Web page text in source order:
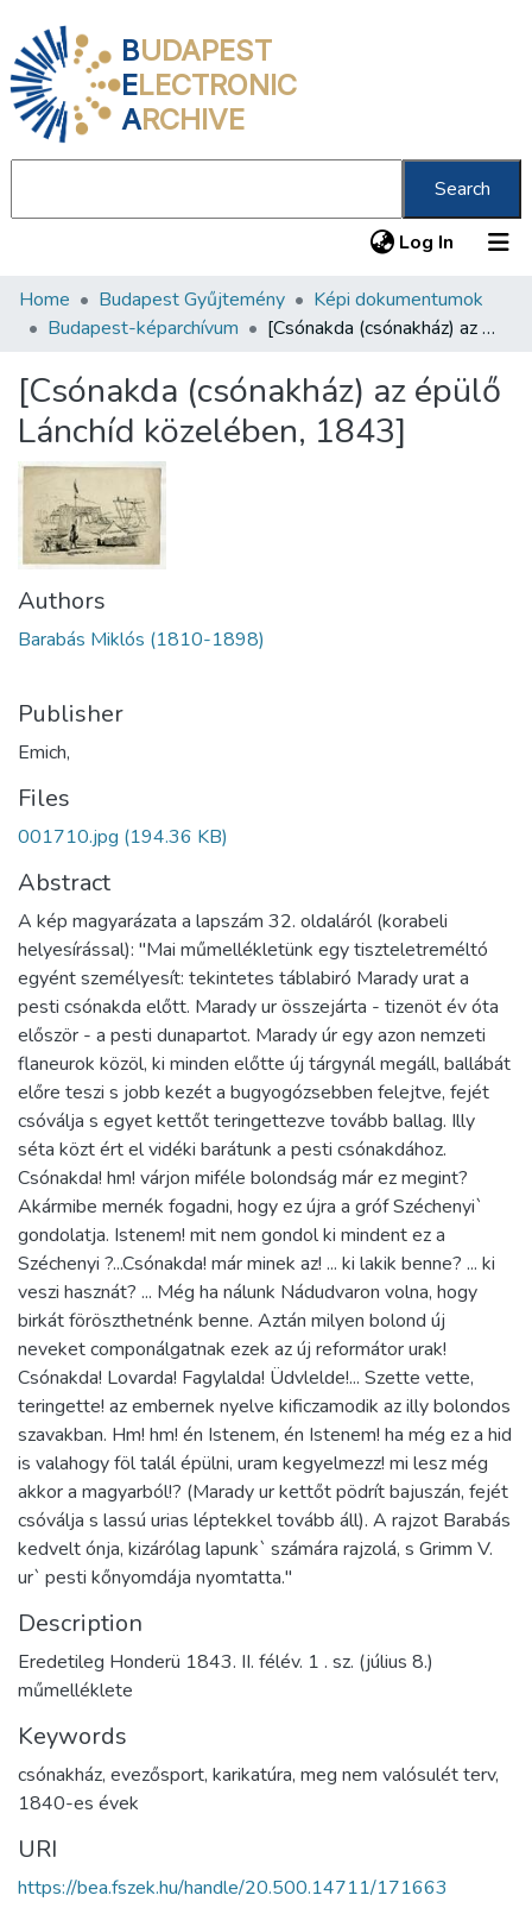
BUDAPEST
ELECTRONIC
ARCHIVE
Search
Log In (current)
Communities & Collections
Statistics
About us
Home Budapest Gyűjtemény
Képi dokumentumok
Budapest-képarchívum
[Csónakda (csónakház) az épülő Lánchíd közelében, 1843]
[Csónakda (csónakház) az épülő
Lánchíd közelében, 1843]
Authors
Barabás Miklós (1810-1898)
Publisher
Emich,
Files
001710.jpg (194.36 KB)
Abstract
A kép magyarázata a lapszám 32. oldaláról (korabeli
helyesírással): "Mai műmellékletünk egy tiszteletreméltó
egyént személyesít: tekintetes táblabiró Marady urat a
pesti csónakda előtt. Marady ur összejárta - tizenöt év óta
először - a pesti dunapartot. Marady úr egy azon nemzeti
flaneurok közöl, ki minden előtte új tárgynál megáll, ballábát
előre teszi s jobb kezét a bugyogózsebben felejtve, fejét
csóválja s egyet kettőt teringettezve tovább ballag. Illy
séta közt ért el vidéki barátunk a pesti csónakdához.
Csónakda! hm! várjon miféle bolondság már ez megint?
Akármibe mernék fogadni, hogy ez újra a gróf Széchenyi`
gondolatja. Istenem! mit nem gondol ki mindent ez a
Széchenyi ?...Csónakda! már minek az! ... ki lakik benne? ... ki
veszi hasznát? ... Még ha nálunk Nádudvaron volna, hogy
birkát föröszthetnénk benne. Aztán milyen bolond új
neveket componálgatnak ezek az új reformátor urak!
Csónakda! Lovarda! Fagylalda! Üdvlelde!... Szette vette,
teringette! az embernek nyelve kificzamodik az illy bolondos
szavakban. Hm! hm! én Istenem, én Istenem! ha még ez a hid
is valahogy föl talál épülni, uram kegyelmezz! mi lesz még
akkor a magyarból!? (Marady ur kettőt pödrít bajuszán, fejét
csóválja s lassú urias léptekkel tovább áll). A rajzot Barabás
kedvelt ónja, kizárólag lapunk` számára rajzolá, s Grimm V.
ur` pesti kőnyomdája nyomtatta."
Description
Eredetileg Honderü 1843. II. félév. 1 . sz. (július 8.)
műmelléklete
Keywords
csónakház, evezősport, karikatúra, meg nem valósulét terv,
1840-es évek
URI
https://bea.fszek.hu/handle/20.500.14711/171663